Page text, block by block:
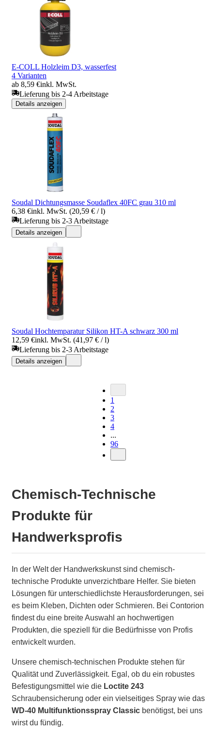
E-COLL Holzleim D3, wasserfest
4 Varianten
ab 8,59 €inkl. MwSt.
Lieferung bis 2-4 Arbeitstage
Details anzeigen
Soudal Dichtungsmasse Soudaflex 40FC grau 310 ml
6,38 €inkl. MwSt. (20,59 € / l)
Lieferung bis 2-3 Arbeitstage
Details anzeigen
Soudal Hochtemparatur Silikon HT-A schwarz 300 ml
12,59 €inkl. MwSt. (41,97 € / l)
Lieferung bis 2-3 Arbeitstage
Details anzeigen
1
2
3
4
...
96
Chemisch-Technische
Produkte für
Handwerksprofis
In der Welt der Handwerkskunst sind chemisch-
technische Produkte unverzichtbare Helfer. Sie bieten
Lösungen für unterschiedlichste Herausforderungen, sei
es beim Kleben, Dichten oder Schmieren. Bei Contorion
findest du eine breite Auswahl an hochwertigen
Produkten, die speziell für die Bedürfnisse von Profis
entwickelt wurden.
Unsere chemisch-technischen Produkte stehen für
Qualität und Zuverlässigkeit. Egal, ob du ein robustes
Befestigungsmittel wie die Loctite 243
Schraubensicherung oder ein vielseitiges Spray wie das
WD-40 Multifunktionsspray Classic benötigst, bei uns
wirst du fündig.